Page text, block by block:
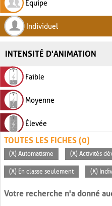
Équipe
Individuel
INTENSITÉ D'ANIMATION
Faible
Moyenne
Élevée
TOUTES LES FICHES (0)
(X) Automatisme (X) Activités
(X) En classe seulement (X)
Votre recherche n'a donné